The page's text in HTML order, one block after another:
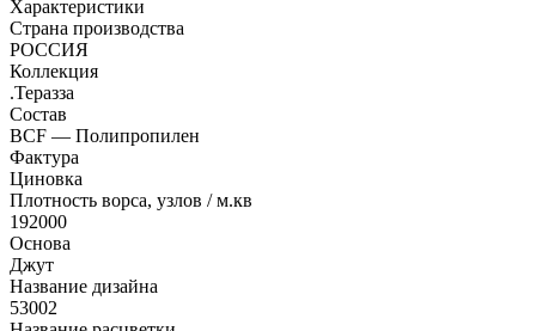
Характеристики
Страна производства
РОССИЯ
Коллекция
.Теразза
Состав
BCF — Полипропилен
Фактура
Циновка
Плотность ворса, узлов / м.кв
192000
Основа
Джут
Название дизайна
53002